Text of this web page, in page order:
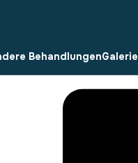
BehandlungenGalerie